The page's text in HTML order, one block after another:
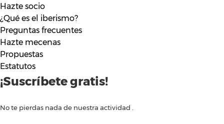
Hazte socio
¿Qué es el iberismo?
Preguntas frecuentes
Hazte mecenas
Propuestas
Estatutos
¡Suscríbete gratis!
No te pierdas nada de nuestra actividad .